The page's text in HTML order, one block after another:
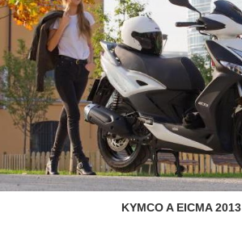
KYMCO A EICMA 2013